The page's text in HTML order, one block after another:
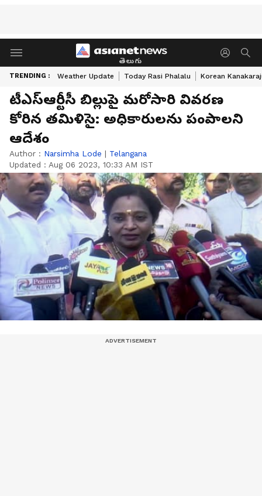
తెలుగు
TRENDING : Weather Update Today Rasi Phalalu Korean
టీఎస్ఆర్టీసీ బిల్లుపై మరోసారి వివరణ
కోరిన తమిళిసై: అధికారులను పంపాలని
ఆదేశం
Author : Narsimha Lode | Telangana
Updated : Aug 06 2023, 10:33 AM IST